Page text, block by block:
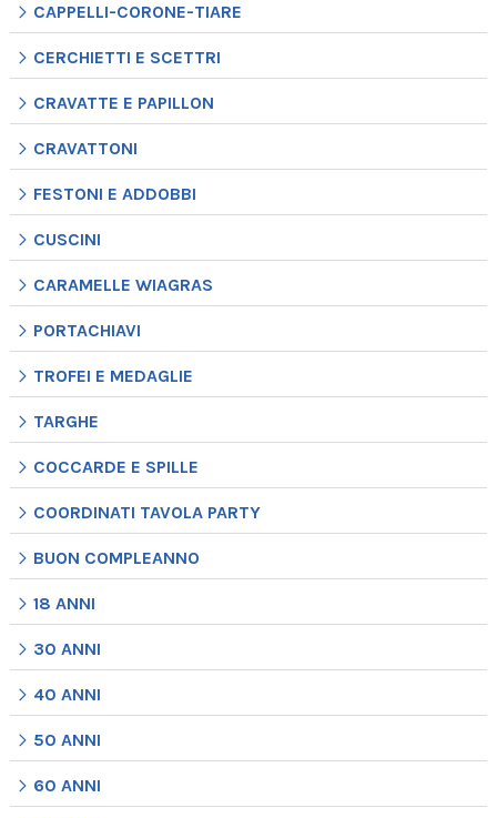
CAPPELLI-CORONE-TIARE
CERCHIETTI E SCETTRI
CRAVATTE E PAPILLON
CRAVATTONI
FESTONI E ADDOBBI
CUSCINI
CARAMELLE WIAGRAS
PORTACHIAVI
TROFEI E MEDAGLIE
TARGHE
COCCARDE E SPILLE
COORDINATI TAVOLA PARTY
BUON COMPLEANNO
18 ANNI
30 ANNI
40 ANNI
50 ANNI
60 ANNI